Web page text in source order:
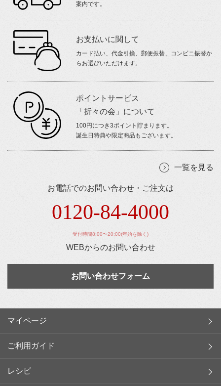
案内です。
お支払いに関して
カード払い、代金引換、郵便振替、コンビニ振替か
らお選びいただけます。
ポイントサービス
「折々の会」について
100円につき3ポイント貯まります。
誕生日特典や限定商品もございます。
一覧を見る
お電話でのお問い合わせ・ご注文は
0120-84-4000
受付時間8:00〜20:00(年始を除く)
WEBからのお問い合わせ
お問い合わせフォーム
マイページ
ご利用ガイド
レシピ